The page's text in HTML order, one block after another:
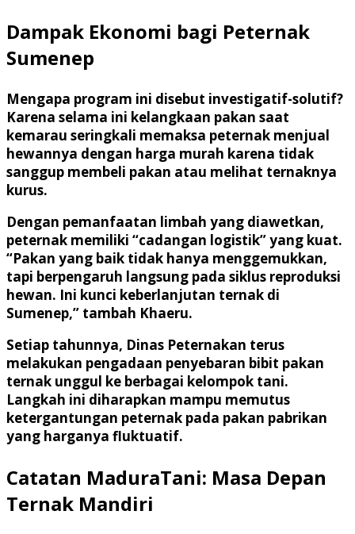
Dampak Ekonomi bagi Peternak
Sumenep
Mengapa program ini disebut investigatif-solutif?
Karena selama ini kelangkaan pakan saat
kemarau seringkali memaksa peternak menjual
hewannya dengan harga murah karena tidak
sanggup membeli pakan atau melihat ternaknya
kurus.
Dengan pemanfaatan limbah yang diawetkan,
peternak memiliki “cadangan logistik” yang kuat.
“Pakan yang baik tidak hanya menggemukkan,
tapi berpengaruh langsung pada siklus reproduksi
hewan. Ini kunci keberlanjutan ternak di
Sumenep,” tambah Khaeru.
Setiap tahunnya, Dinas Peternakan terus
melakukan pengadaan penyebaran bibit pakan
ternak unggul ke berbagai kelompok tani.
Langkah ini diharapkan mampu memutus
ketergantungan peternak pada pakan pabrikan
yang harganya fluktuatif.
Catatan MaduraTani: Masa Depan
Ternak Mandiri